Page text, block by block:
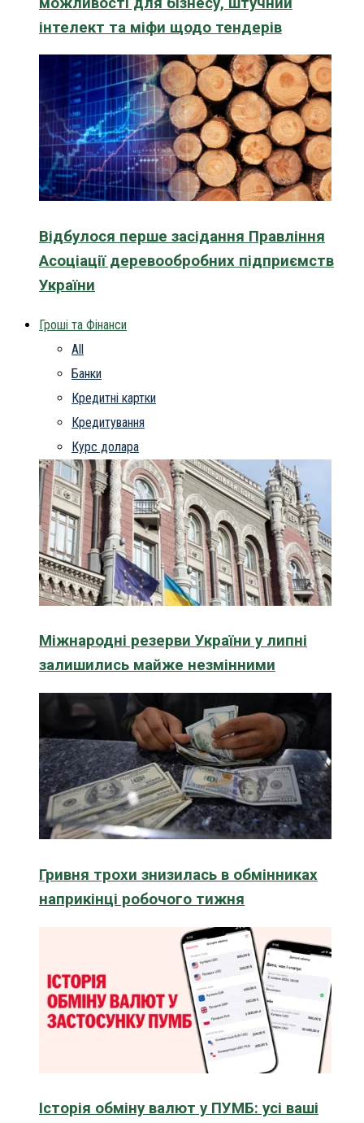
інтелект та міфи щодо тендерів
Відбулося перше засідання Правління
Асоціації деревообробних підприємств
України
Гроші та Фінанси
All
Банки
Кредитні картки
Кредитування
Курс долара
Міжнародні резерви України у липні
залишились майже незмінними
Гривня трохи знизилась в обмінниках
наприкінці робочого тижня
Історія обміну валют у ПУМБ: усі ваші